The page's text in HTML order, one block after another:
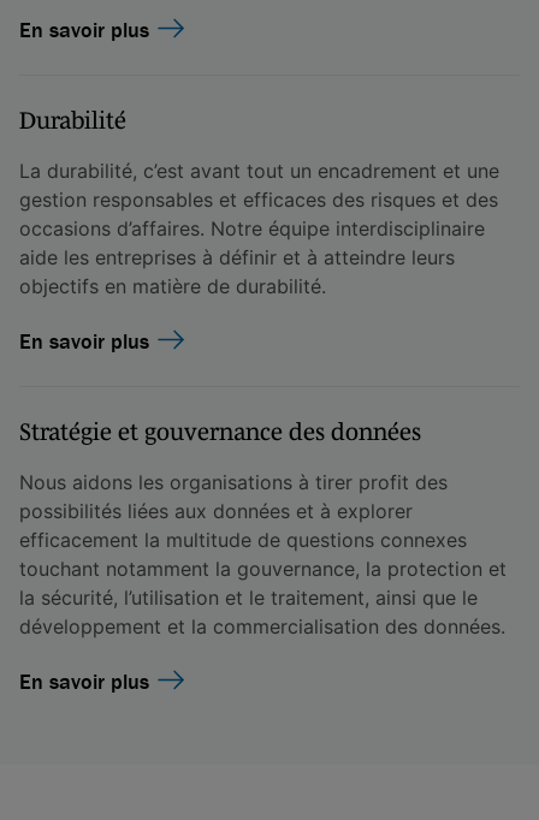
En savoir plus
Durabilité
La durabilité, c’est avant tout un encadrement et une
gestion responsables et efficaces des risques et des
occasions d’affaires. Notre équipe interdisciplinaire
aide les entreprises à définir et à atteindre leurs
objectifs en matière de durabilité.
En savoir plus
Stratégie et gouvernance des données
Nous aidons les organisations à tirer profit des
possibilités liées aux données et à explorer
efficacement la multitude de questions connexes
touchant notamment la gouvernance, la protection et
la sécurité, l’utilisation et le traitement, ainsi que le
développement et la commercialisation des données.
En savoir plus